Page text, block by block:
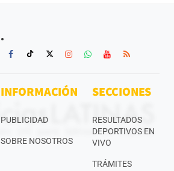
INFORMACIÓN
PUBLICIDAD
SOBRE NOSOTROS
SECCIONES
RESULTADOS
DEPORTIVOS EN
VIVO
TRÁMITES